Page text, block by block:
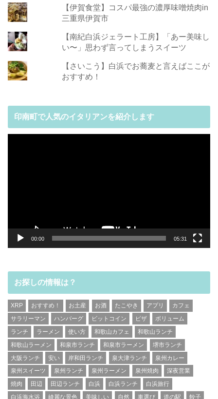
【伊賀食堂】コスパ最強の濃厚味噌焼肉in
三重県伊賀市
【南紀白浜ジェラート工房】「あー美味し
い〜」思わず言ってしまうスイーツ
【さいこう】白浜でお蕎麦と言えばここが
おすすめ！
印南町で人気のイタリアンを紹介します
00:00 05:31
お探しの情報は？
XRP おすすめ！ お土産 お酒 たこやき アプリ
カフェ
サラリーマン
ハンバーグ ビットコイン ピザ
ボリューム
ランチ
ラーメン 使い方 和歌山カフェ
和歌山ランチ
和歌山ラーメン
和泉市ランチ 和泉市ラーメン
堺市ランチ
大阪ランチ
安い 岸和田ランチ 泉大津ランチ
泉州カレー
泉州スイーツ
泉州ランチ 泉州ラーメン 泉州焼肉
深夜営業
焼肉
田辺 田辺ランチ 白浜 白浜ランチ
白浜旅行
白浜海水浴
綺麗な景色 美味しい 自然 車選び 道の駅 餃子